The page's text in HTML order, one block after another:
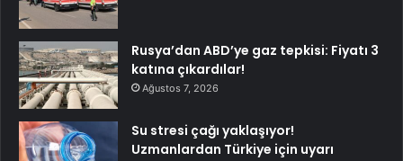
Rusya’dan ABD’ye gaz tepkisi: Fiyatı 3
katına çıkardılar!
Ağustos 7, 2026
Su stresi çağı yaklaşıyor!
Uzmanlardan Türkiye için uyarı